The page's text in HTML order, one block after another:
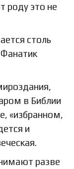
роду это не
столь
в Библии
«избранном,
и
разве